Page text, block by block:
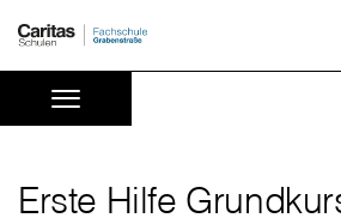
Erste Hilfe